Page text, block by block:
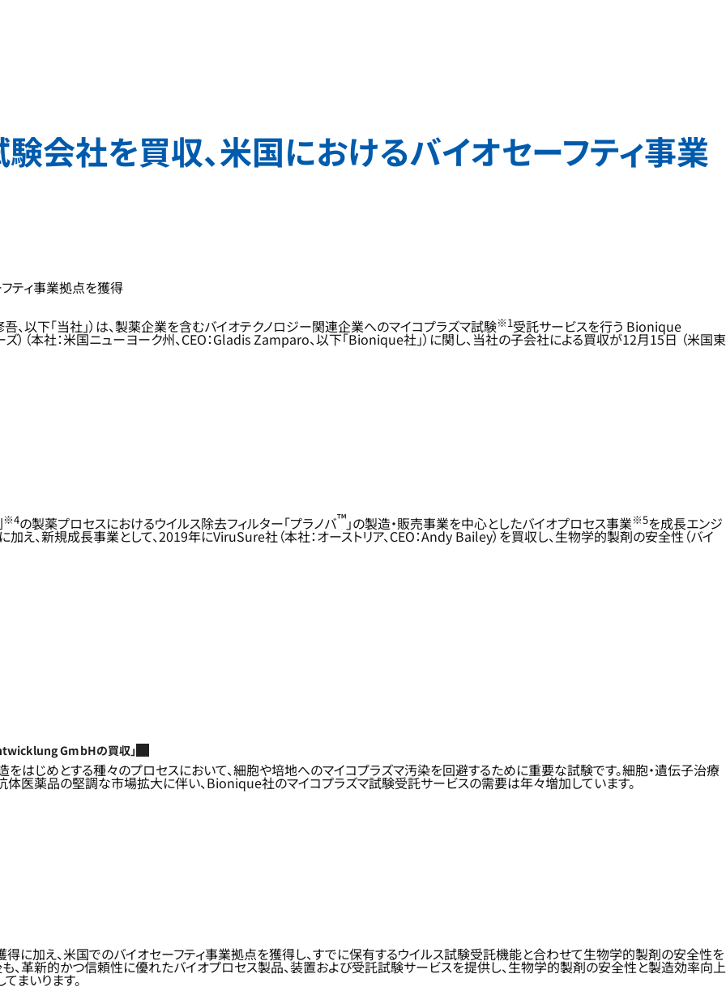
会社を買収、米国におけるバイオセーフティ事業
ティ事業拠点を獲得
吾、以下「当社」）は、製薬企業を含むバイオテクノロジー関連企業へのマイコプラズマ試験※1受託サービスを行う Bionique
（本社：米国ニューヨーク州、CEO：Gladis Zamparo、以下「Bionique社」）に関し、当社の子会社による買収が12月15日 （米国東
※4の製薬プロセスにおけるウイルス除去フィルター「プラノバ™」の製造・販売事業を中心としたバイオプロセス事業※5を成長エンジ
加え、新規成長事業として、2019年にViruSure社（本社：オーストリア、CEO：Andy Bailey）を買収し、生物学的製剤の安全性（バイ
GmbHの買収」
はじめとする種々のプロセスにおいて、細胞や培地へのマイコプラズマ汚染を回避するために重要な試験です。細胞・遺伝子治療
体医薬品の堅調な市場拡大に伴い、Bionique社のマイコプラズマ試験受託サービスの需要は年々増加しています。
に加え、米国でのバイオセーフティ事業拠点を獲得し、すでに保有するウイルス試験受託機能と合わせて生物学的製剤の安全性を
、革新的かつ信頼性に優れたバイオプロセス製品、装置および受託試験サービスを提供し、生物学的製剤の安全性と製造効率向上
まいります。